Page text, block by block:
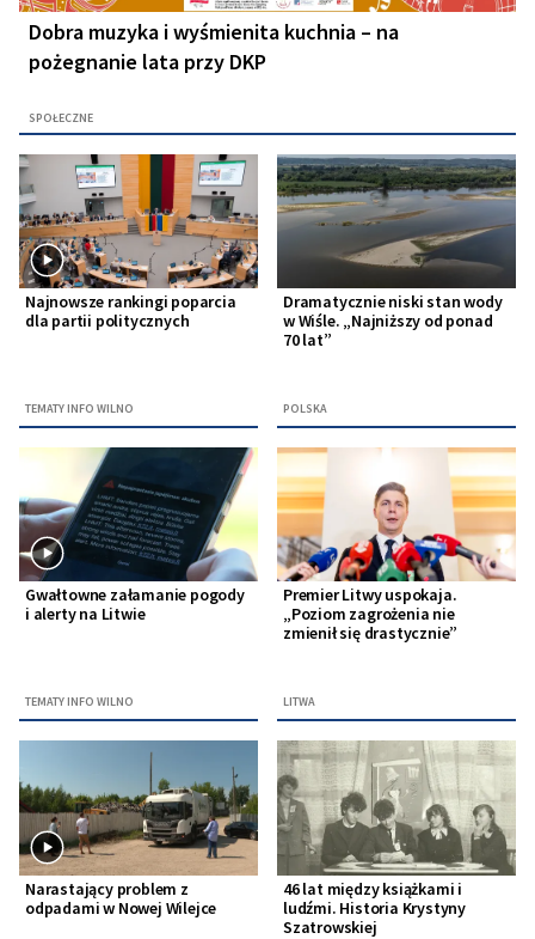
Dobra muzyka i wyśmienita kuchnia – na
pożegnanie lata przy DKP
SPOŁECZNE
Najnowsze rankingi poparcia
dla partii politycznych
TEMATY INFO WILNO
Dramatycznie niski stan wody
w Wiśle. „Najniższy od ponad
70 lat”
POLSKA
Gwałtowne załamanie pogody
i alerty na Litwie
TEMATY INFO WILNO
Premier Litwy uspokaja.
„Poziom zagrożenia nie
zmienił się drastycznie”
LITWA
Narastający problem z
odpadami w Nowej Wilejce
46 lat między książkami i
ludźmi. Historia Krystyny
Szatrowskiej